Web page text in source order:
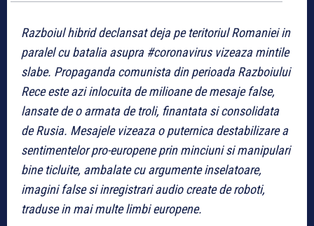
Razboiul hibrid declansat deja pe teritoriul Romaniei in
paralel cu batalia asupra #coronavirus vizeaza mintile
slabe. Propaganda comunista din perioada Razboiului
Rece este azi inlocuita de milioane de mesaje false,
lansate de o armata de troli, finantata si consolidata
de Rusia. Mesajele vizeaza o puternica destabilizare a
sentimentelor pro-europene prin minciuni si manipulari
bine ticluite, ambalate cu argumente inselatoare,
imagini false si inregistrari audio create de roboti,
traduse in mai multe limbi europene.